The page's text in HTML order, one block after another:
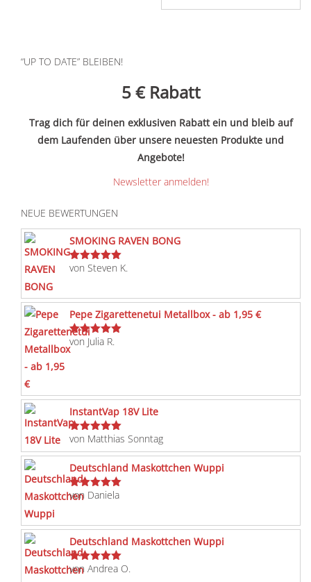
“UP TO DATE” BLEIBEN!
5 € Rabatt
Trag dich für deinen exklusiven Rabatt ein und bleib auf
dem Laufenden über unsere neuesten Produkte und
Angebote!
Newsletter anmelden!
NEUE BEWERTUNGEN
SMOKING RAVEN BONG
Bewertet
von Steven K.
Pepe Zigarettenetui Metallbox - ab 1,95 €
Bewertet
mit
von Julia R.
InstantVap 18V Lite
Bewertet
mit5von 5
von Matthias Sonntag
Deutschland Maskottchen Wuppi
Bewertet
von Daniela
Deutschland Maskottchen Wuppi
Bewertet
von Andrea O.